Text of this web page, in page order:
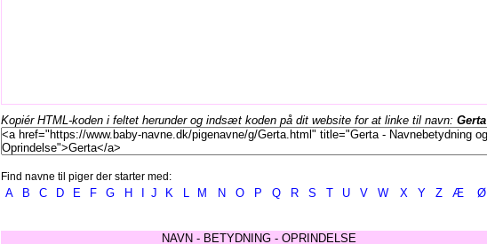
Kopiér HTML-koden i feltet herunder og indsæt koden på dit website for at linke til navn: Gerta
Find navne til piger der starter med:
A B C D E F G H J K L M N O P Q R S T U V W X Y Z Æ Ø
NAVN - BETYDNING - OPRINDELSE